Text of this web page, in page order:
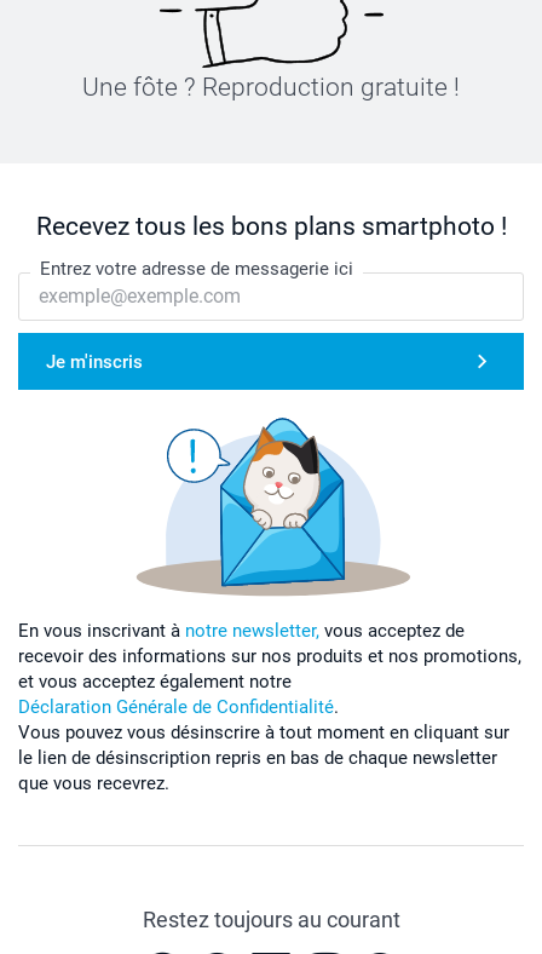
Une fôte ? Reproduction gratuite !
Recevez tous les bons plans smartphoto !
Entrez votre adresse de messagerie ici
Je m'inscris
En vous inscrivant à notre newsletter, vous acceptez de
recevoir des informations sur nos produits et nos promotions,
et vous acceptez également notre
Déclaration Générale de Confidentialité.
Vous pouvez vous désinscrire à tout moment en cliquant sur
le lien de désinscription repris en bas de chaque newsletter
que vous recevrez.
Restez toujours au courant